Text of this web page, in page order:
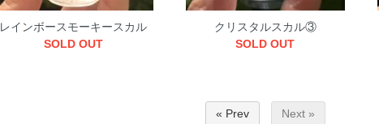
レインボースモーキースカル
SOLD OUT
クリスタルスカル③
SOLD OUT
« Prev Next »